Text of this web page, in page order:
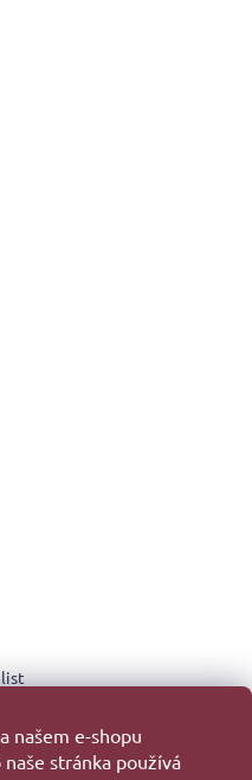
našem e-shopu
stránka používá